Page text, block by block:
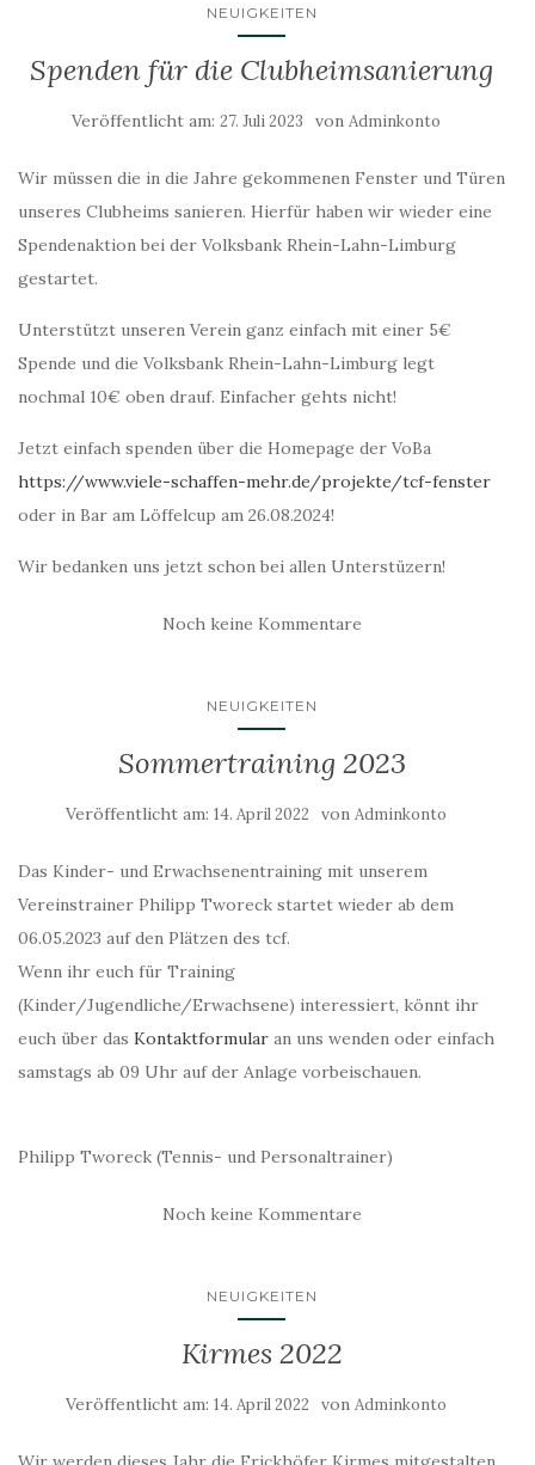
NEUIGKEITEN
Spenden für die Clubheimsanierung
Veröffentlicht am: 27. Juli 2023 von Adminkonto
Wir müssen die in die Jahre gekommenen Fenster und Türen
unseres Clubheims sanieren. Hierfür haben wir wieder eine
Spendenaktion bei der Volksbank Rhein-Lahn-Limburg
gestartet.
Unterstützt unseren Verein ganz einfach mit einer 5€
Spende und die Volksbank Rhein-Lahn-Limburg legt
nochmal 10€ oben drauf. Einfacher gehts nicht!
Jetzt einfach spenden über die Homepage der VoBa
https://www.viele-schaffen-mehr.de/projekte/tcf-fenster
oder in Bar am Löffelcup am 26.08.2024!
Wir bedanken uns jetzt schon bei allen Unterstüzern!
Noch keine Kommentare
NEUIGKEITEN
Sommertraining 2023
Veröffentlicht am: 14. April 2022 von Adminkonto
Das Kinder- und Erwachsenentraining mit unserem
Vereinstrainer Philipp Tworeck startet wieder ab dem
06.05.2023 auf den Plätzen des tcf.
Wenn ihr euch für Training
(Kinder/Jugendliche/Erwachsene) interessiert, könnt ihr
euch über das Kontaktformular an uns wenden oder einfach
samstags ab 09 Uhr auf der Anlage vorbeischauen.
Philipp Tworeck (Tennis- und Personaltrainer)
Noch keine Kommentare
NEUIGKEITEN
Kirmes 2022
Veröffentlicht am: 14. April 2022 von Adminkonto